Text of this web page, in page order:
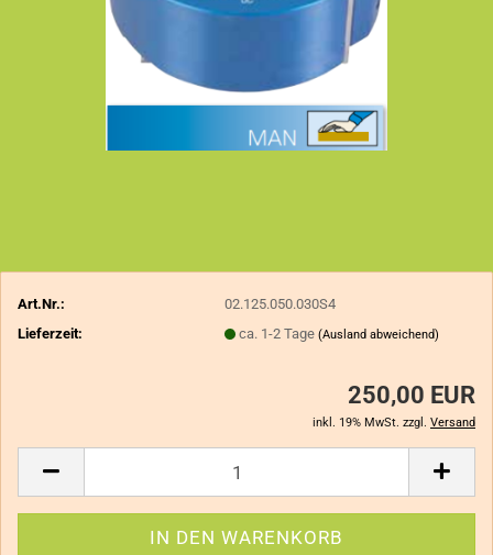
Art.Nr.:
02.125.050.030S4
Lieferzeit:
ca. 1-2 Tage(Ausland abweichend)
250,00 EUR
inkl. 19% MwSt. zzgl. Versand